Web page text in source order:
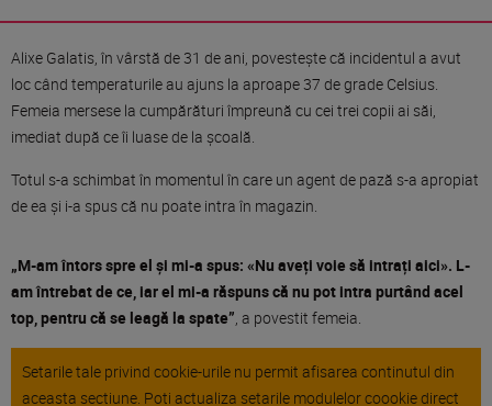
Alixe Galatis, în vârstă de 31 de ani, povestește că incidentul a avut
loc când temperaturile au ajuns la aproape 37 de grade Celsius.
Femeia mersese la cumpărături împreună cu cei trei copii ai săi,
imediat după ce îi luase de la școală.
Totul s-a schimbat în momentul în care un agent de pază s-a apropiat
de ea și i-a spus că nu poate intra în magazin.
„M-am întors spre el și mi-a spus: «Nu aveți voie să intrați aici». L-
am întrebat de ce, iar el mi-a răspuns că nu pot intra purtând acel
top, pentru că se leagă la spate”, a povestit femeia.
Setarile tale privind cookie-urile nu permit afisarea continutul din
aceasta sectiune. Poti actualiza setarile modulelor coookie direct